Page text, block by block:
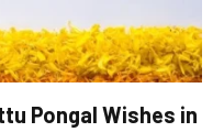
Pongal Wishes in